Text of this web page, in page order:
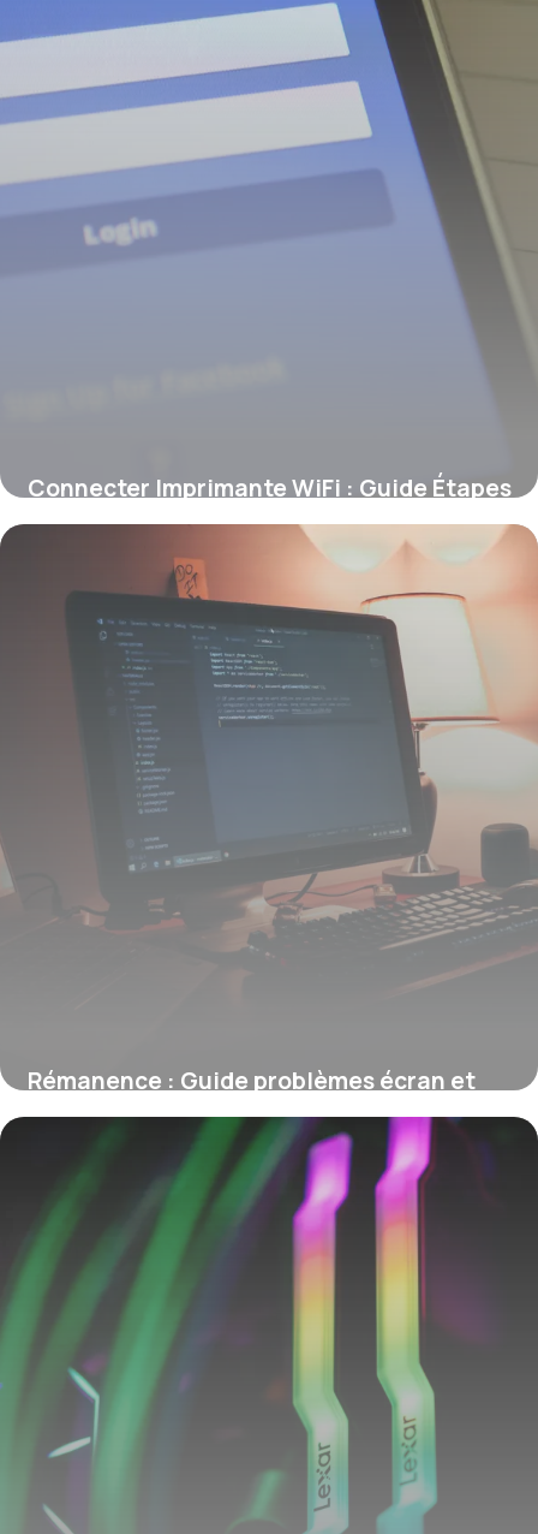
Connecter Imprimante WiFi : Guide Étapes
9 juin 2026
Rémanence : Guide problèmes écran et
solutions